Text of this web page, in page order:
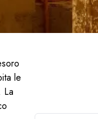
le
La